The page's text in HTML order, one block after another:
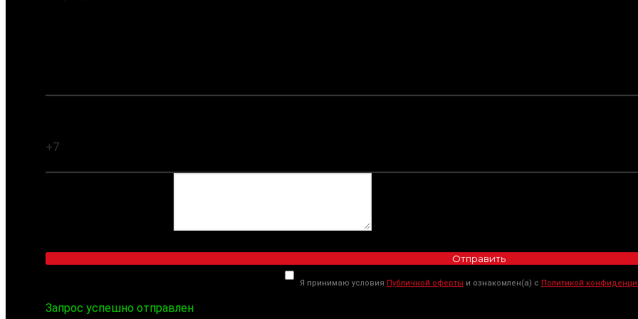
Отправить
Я принимаю условия Публичной оферты и ознакомлен(а) с Политикой
Запрос успешно отправлен